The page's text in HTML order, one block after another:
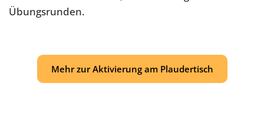
Übungsrunden.
Mehr zur Aktivierung am Plaudertisch